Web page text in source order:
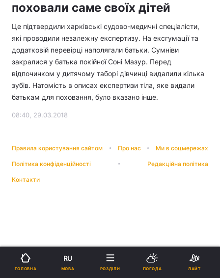
поховали саме своїх дітей
Це підтвердили харківські судово-медичні спеціалісти,
які проводили незалежну експертизу. На ексгумації та
додатковій перевірці наполягали батьки. Сумніви
закралися у батька покійної Соні Мазур. Перед
відпочинком у дитячому таборі дівчинці видалили кілька
зубів. Натомість в описах експертизи тіла, яке видали
батькам для поховання, було вказано інше.
08:40, 29.03.2018
Правила користування сайтом Про нас Ми в соцмережах
Політика конфіденційності Редакційна політика
Контакти
ГОЛОВНА
RU
МОВА РОЗДІЛИ ПОГОДА ЛАЙТ